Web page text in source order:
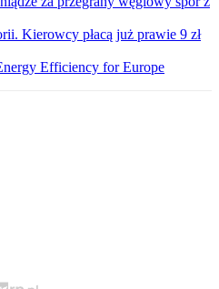
Kierowcy płacą już prawie 9 zł
Efficiency for Europe